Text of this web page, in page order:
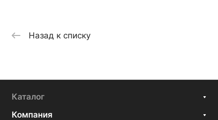
Назад к списку
Каталог
Компания